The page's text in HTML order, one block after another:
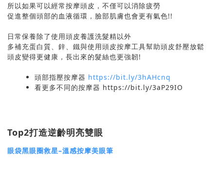
所以如果可以經常按摩頭皮，不僅可以消除疲勞
促進整個頭部的血液循環，臉部肌膚也會更有氣色!!
日常保養除了使用頭皮養護洗髮精以外
多補充蛋白質、鋅、鐵與使用頭皮按摩工具幫助頭皮舒壓放鬆
頭皮變得更健康，長出來的髮絲也更強韌!
頭部指壓按摩器 https://bit.ly/3hAHcnq
看更多不同的按摩器 https://bit.ly/3aP29IO
Top2打造逆齡明亮雙眼
眼袋黑眼圈救星–溫感按摩美眼筆